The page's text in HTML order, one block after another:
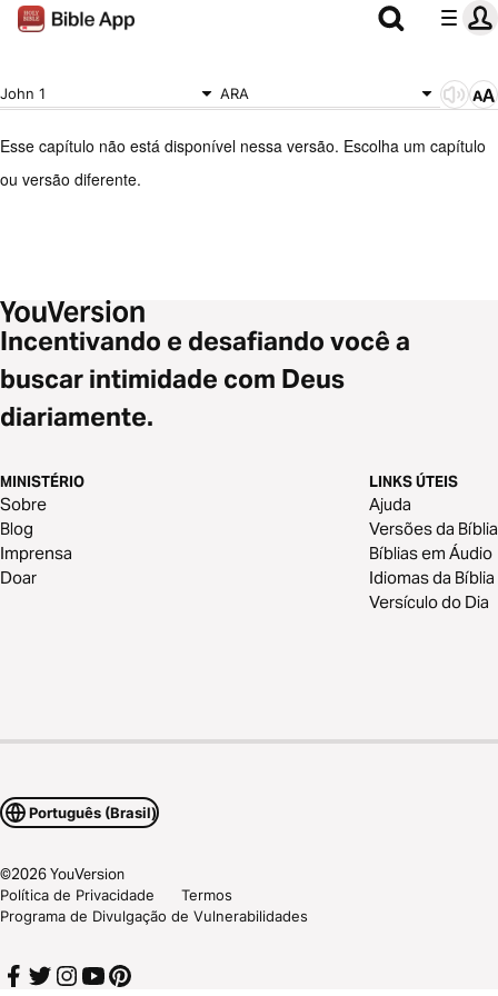
John 1 ARA
Esse capítulo não está disponível nessa versão. Escolha um capítulo
ou versão diferente.
Incentivando e desafiando você a
buscar intimidade com Deus
diariamente.
MINISTÉRIO
Sobre
Blog
Imprensa
Doar
LINKS ÚTEIS
Ajuda
Versões da Bíblia
Bíblias em Áudio
Idiomas da Bíblia
Versículo do Dia
Português (Brasil)
©2026YouVersion
Política de Privacidade
Termos
Programa de Divulgação de Vulnerabilidades